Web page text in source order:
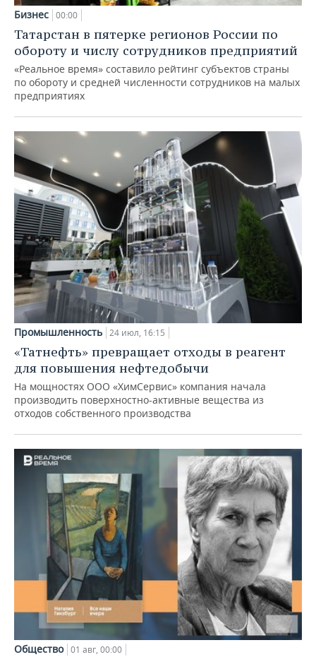
Бизнес 00:00
Татарстан в пятерке регионов России по
обороту и числу сотрудников предприятий
«Реальное время» составило рейтинг субъектов страны
по обороту и средней численности сотрудников на малых
предприятиях
Промышленность 24 июл, 16:15
«Татнефть» превращает отходы в реагент
для повышения нефтедобычи
На мощностях ООО «ХимСервис» компания начала
производить поверхностно-активные вещества из
отходов собственного производства
Общество 01 авг, 00:00